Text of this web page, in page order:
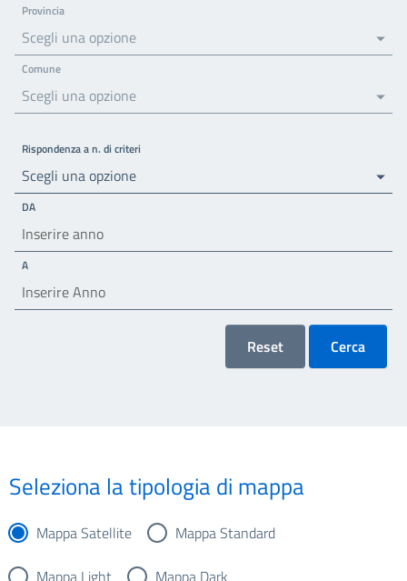
Provincia
Scegli una opzione
Comune
Scegli una opzione
Rispondenza a n. di criteri
Scegli una opzione
DA
A
Reset Cerca
Seleziona la tipologia di mappa
Mappa Satellite
Mappa Standard
Mappa Light
Mappa Dark